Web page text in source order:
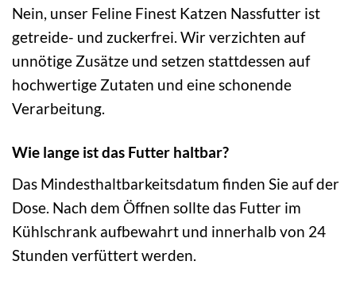
Nein, unser Feline Finest Katzen Nassfutter ist
getreide- und zuckerfrei. Wir verzichten auf
unnötige Zusätze und setzen stattdessen auf
hochwertige Zutaten und eine schonende
Verarbeitung.
Wie lange ist das Futter haltbar?
Das Mindesthaltbarkeitsdatum finden Sie auf der
Dose. Nach dem Öffnen sollte das Futter im
Kühlschrank aufbewahrt und innerhalb von 24
Stunden verfüttert werden.